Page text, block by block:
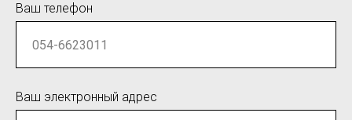
Ваш телефон
Ваш электронный адрес